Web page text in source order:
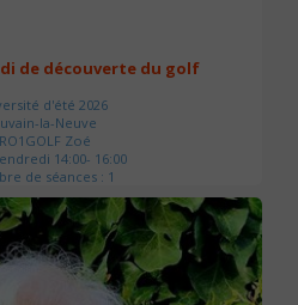
de découverte du golf
d'été 2026
la-Neuve
Zoé
14:00- 16:00
de séances : 1
45 €